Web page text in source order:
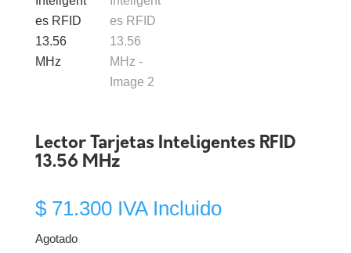
Lector Tarjetas Inteligentes RFID
13.56 MHz
$71.300 IVA Incluido
Agotado